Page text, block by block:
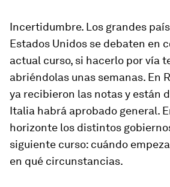
Incertidumbre. Los grandes
Estados Unidos se debaten en
actual curso, si hacerlo por vía
abriéndolas unas semanas. En
ya recibieron las notas y están
Italia habrá aprobado general.
horizonte los distintos
siguiente curso: cuándo
en qué circunstancias.